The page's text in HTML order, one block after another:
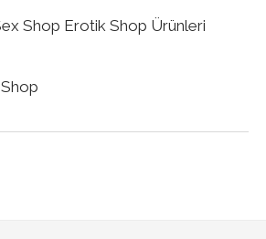
Shop Erotik Shop Ürünleri